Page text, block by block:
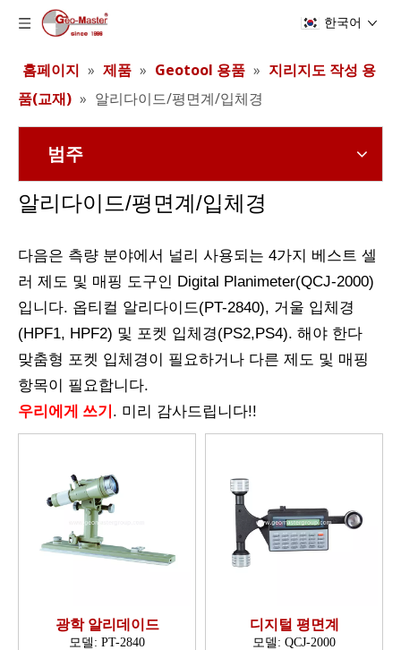
한국어
홈페이지 » 제품 » Geotool 용품 » 지리지도 작성 용
품(교재) » 알리다이드/평면계/입체경
범주
알리다이드/평면계/입체경
다음은 측량 분야에서 널리 사용되는 4가지 베스트 셀
러 제도 및 매핑 도구인 Digital Planimeter(QCJ-2000)
입니다. 옵티컬 알리다이드(PT-2840), 거울 입체경
(HPF1, HPF2) 및 포켓 입체경(PS2,PS4). 해야 한다
맞춤형 포켓 입체경이 필요하거나 다른 제도 및 매핑
항목이 필요합니다.
우리에게 쓰기. 미리 감사드립니다!!
광학 알리데이드
모델: PT-2840
디지털 평면계
모델: QCJ-2000